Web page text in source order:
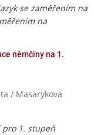
se zaměřením na
na
němčiny na 1.
/ Masarykova
pro 1. stupeň